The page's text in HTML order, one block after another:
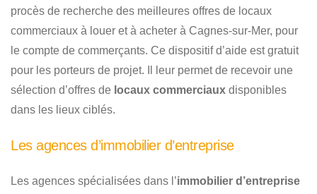
procès de recherche des meilleures offres de locaux
commerciaux à louer et à acheter à Cagnes-sur-Mer, pour
le compte de commerçants. Ce dispositif d’aide est gratuit
pour les porteurs de projet. Il leur permet de recevoir une
sélection d’offres de locaux commerciaux disponibles
dans les lieux ciblés.
Les agences d’immobilier d’entreprise
Les agences spécialisées dans l’immobilier d’entreprise